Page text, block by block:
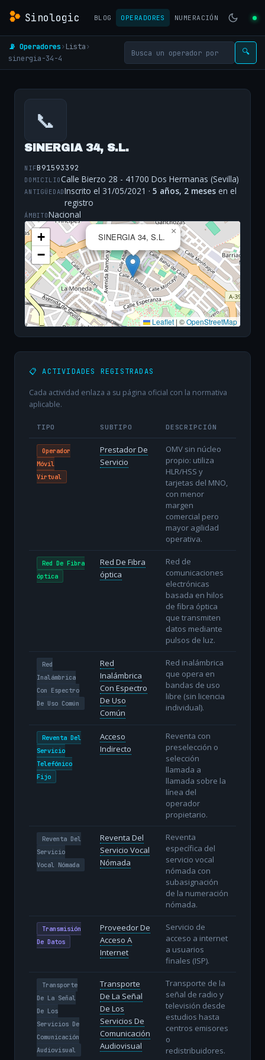
Sinologic BLOG OPERADORES NUMERACIÓN
📡 Operadores› Lista›
sinergia-34-4
🔍
📞
SINERGIA 34, S.L.
NIFB91593392
DOMICILIOCalle Bierzo 28 - 41700 Dos Hermanas (Sevilla)
ANTIGÜEDADInscrito el 31/05/2021 ·5 años, 2 meses en el
registro
ÁMBITONacional
SINERGIA 34, S.L.
×
+
−
Leaflet | ©OpenStreetMap
📋 ACTIVIDADES REGISTRADAS
Cada actividad enlaza a su página oficial con la normativa
aplicable.
TIPO SUBTIPO DESCRIPCIÓN
Operador
Móvil
Virtual
Prestador De
Servicio
OMV sin núcleo
propio: utiliza
HLR/HSS y
tarjetas del MNO,
con menor
margen
comercial pero
mayor agilidad
operativa.
Red De Fibra
óptica
Red De Fibra
óptica
Red de
comunicaciones
electrónicas
basada en hilos
de fibra óptica
que transmiten
datos mediante
pulsos de luz.
Red
Inalámbrica
Con Espectro
De Uso Común
Red
Inalámbrica
Con Espectro
De Uso
Común
Red inalámbrica
que opera en
bandas de uso
libre (sin licencia
individual).
Reventa Del
Servicio
Telefónico
Fijo
Acceso
Indirecto
Reventa con
preselección o
selección
llamada a
llamada sobre la
línea del
operador
propietario.
Reventa Del
Servicio
Vocal Nómada
Reventa Del
Servicio Vocal
Nómada
Reventa
específica del
servicio vocal
nómada con
subasignación
de la numeración
nómada.
Transmisión
De Datos
Proveedor De
Acceso A
Internet
Servicio de
acceso a internet
a usuarios
finales (ISP).
Transporte
De La Señal
De Los
Servicios De
Comunicación
Audiovisual
Transporte
De La Señal
De Los
Servicios De
Comunicación
Audiovisual
Transporte de la
señal de radio y
televisión desde
estudios hasta
centros emisores
o
redistribuidores.